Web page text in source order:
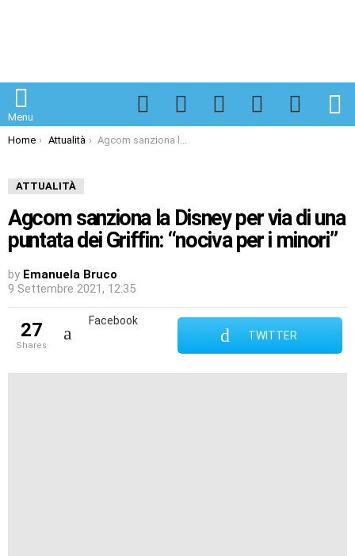
Menu
Facebook
Twitter
Instagram
Spotify
TikTok
You are here:
Home Attualità Agcom sanziona la Disney per via di una puntata dei Griffin: “nociva per i minori”
ATTUALITÀ
Agcom sanziona la Disney per via di una
puntata dei Griffin: “nociva per i minori”
by Emanuela Bruco
9 Settembre 2021, 12:35
27
shares
Facebook
TWITTER